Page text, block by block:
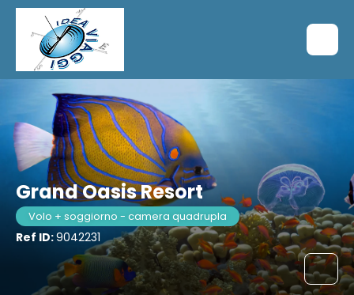
Grand Oasis Resort
Volo + soggiorno - camera quadrupla
Ref ID:9042231